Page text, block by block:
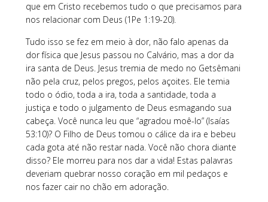
que em Cristo recebemos tudo o que precisamos para
nos relacionar com Deus (1Pe 1:19-20).
Tudo isso se fez em meio à dor, não falo apenas da
dor física que Jesus passou no Calvário, mas a dor da
ira santa de Deus. Jesus tremia de medo no Getsêmani
não pela cruz, pelos pregos, pelos açoites. Ele temia
todo o ódio, toda a ira, toda a santidade, toda a
justiça e todo o julgamento de Deus esmagando sua
cabeça. Você nunca leu que “agradou moê-lo” (Isaías
53:10)? O Filho de Deus tomou o cálice da ira e bebeu
cada gota até não restar nada. Você não chora diante
disso? Ele morreu para nos dar a vida! Estas palavras
deveriam quebrar nosso coração em mil pedaços e
nos fazer cair no chão em adoração.